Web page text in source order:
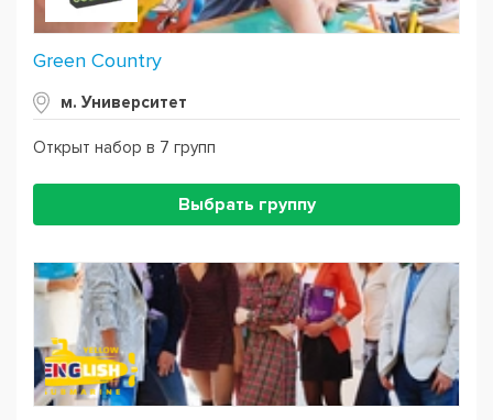
Green Country
м. Университет
Открыт набор в 7 групп
Выбрать группу